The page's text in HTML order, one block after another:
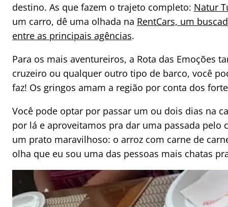
destino. As que fazem o trajeto completo: Natur
um carro, dê uma olhada na RentCars, um
entre as principais agências.
Para os mais aventureiros, a Rota das Emoções
cruzeiro ou qualquer outro tipo de barco, você
faz! Os gringos amam a região por conta dos
Você pode optar por passar um ou dois dias na
por lá e aproveitamos pra dar uma passada
um prato maravilhoso: o arroz com carne de
olha que eu sou uma das pessoas mais chatas